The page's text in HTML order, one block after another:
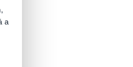
a